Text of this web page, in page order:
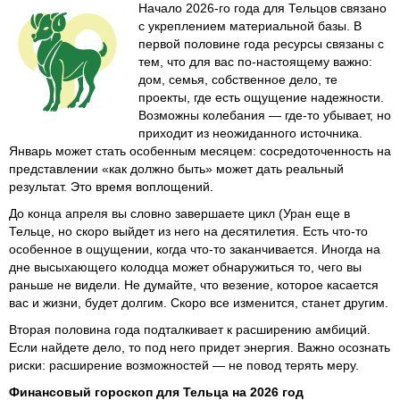
Начало 2026-го года для Тельцов связано
с укреплением материальной базы. В
первой половине года ресурсы связаны с
тем, что для вас по-настоящему важно:
дом, семья, собственное дело, те
проекты, где есть ощущение надежности.
Возможны колебания — где-то убывает, но
приходит из неожиданного источника.
Январь может стать особенным месяцем: сосредоточенность на
представлении «как должно быть» может дать реальный
результат. Это время воплощений.
До конца апреля вы словно завершаете цикл (Уран еще в
Тельце, но скоро выйдет из него на десятилетия. Есть что-то
особенное в ощущении, когда что-то заканчивается. Иногда на
дне высыхающего колодца может обнаружиться то, чего вы
раньше не видели. Не думайте, что везение, которое касается
вас и жизни, будет долгим. Скоро все изменится, станет другим.
Вторая половина года подталкивает к расширению амбиций.
Если найдете дело, то под него придет энергия. Важно осознать
риски: расширение возможностей — не повод терять меру.
Финансовый гороскоп для Тельца на 2026 год